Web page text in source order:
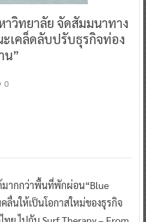
วิทยาลัย จัดสัมมนาทาง
ะเคล็ดลับปรับธุรกิจท่อง
น”
0
ด้มากกว่าพื้นที่พักผ่อน“Blue
ลื่นให้เป็นโอกาสใหม่ของธุรกิจ